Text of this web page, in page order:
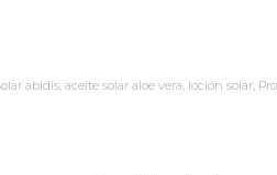
abidis, aceite solar aloe vera, loción solar,